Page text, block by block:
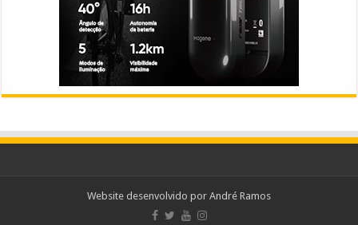
Website desenvolvido por André Ramos